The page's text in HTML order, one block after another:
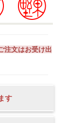
注文はお受け出
す